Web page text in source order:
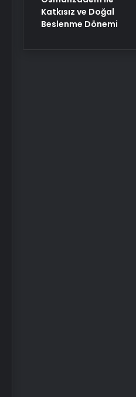
Katkısız ve Doğal
Beslenme Dönemi